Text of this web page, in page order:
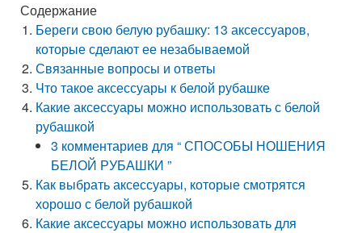
Содержание
Береги свою белую рубашку: 13 аксессуаров,
которые сделают ее незабываемой
Связанные вопросы и ответы
Что такое аксессуары к белой рубашке
Какие аксессуары можно использовать с белой
рубашкой
3 комментариев для “ СПОСОБЫ НОШЕНИЯ
БЕЛОЙ РУБАШКИ ”
Как выбрать аксессуары, которые смотрятся
хорошо с белой рубашкой
Какие аксессуары можно использовать для